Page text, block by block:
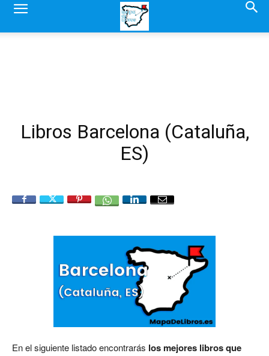
Libros Barcelona (Cataluña,
ES)
En el siguiente listado encontrarás los mejores libros que